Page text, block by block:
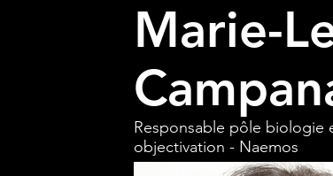
Marie-
Responsable pôle biologie
objectivation - Naemos